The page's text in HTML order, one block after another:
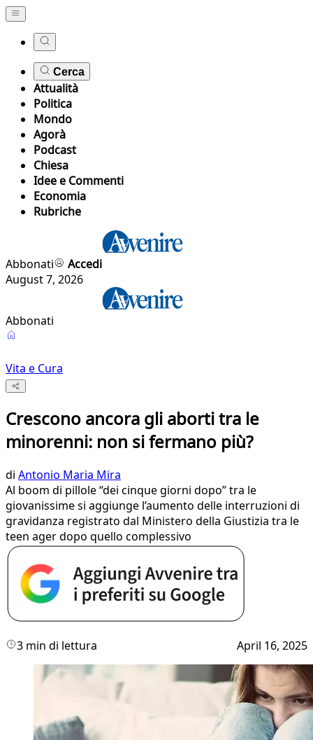
Cerca
Attualità
Politica
Mondo
Agorà
Podcast
Chiesa
Idee e Commenti
Economia
Rubriche
Abbonati
Accedi
August 7, 2026
Abbonati
Vita e Cura
Crescono ancora gli aborti tra le
minorenni: non si fermano più?
di Antonio Maria Mira
Al boom di pillole “dei cinque giorni dopo” tra le
giovanissime si aggiunge l’aumento delle interruzioni di
gravidanza registrato dal Ministero della Giustizia tra le
teen ager dopo quello complessivo
3 min di lettura April 16, 2025